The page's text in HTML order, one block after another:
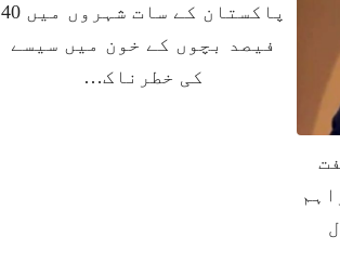
پاکستان کے سات شہروں میں 40
فیصد بچوں کے خون میں سیسے
کی خطرناک…